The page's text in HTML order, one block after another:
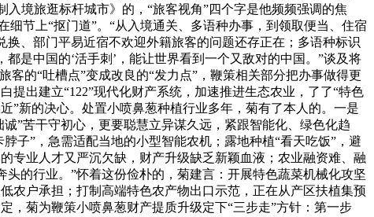
境旅逛标杆城市》的，“旅客视角”四个字是他频频强调的焦
节上“抠门道”。“从入境通关、多语种办事，到领取便当、住宿
、部门平易近宿不欢迎外籍旅客的问题还存正在；多语种标识
是中国的‘活手刺’，能让世界看到一个又敌对的中国。”谈及将
的“吐槽点”变成改良的“发力点”，鞭策相关部分把办事做得更
提出建立“122”现代化财产系统，加速推进生态农业，了了“特色
”新的决心。处置小喷鼻葱种植行业多年，菊有了本人的。一是
”苦干守初心，更要聪慧立异谋久远，紧跟智能化、绿色化趋
子”，急需适配当地的小型智能农机；露地种植“看天吃饭”，避
专业人才又严沉欠缺，财产升级缺乏新颖血液；农业融资难、融
的行业。”怀着这份俭朴的，菊建言：开展特色蔬菜机械化攻坚
农户承担；打制高端特色农产物出口示范，正在从产区扶植集预
，菊为鞭策小喷鼻葱财产提质升级定下“三步走”方针：第一步